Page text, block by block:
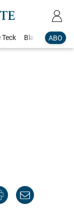
ABO
Blaulicht